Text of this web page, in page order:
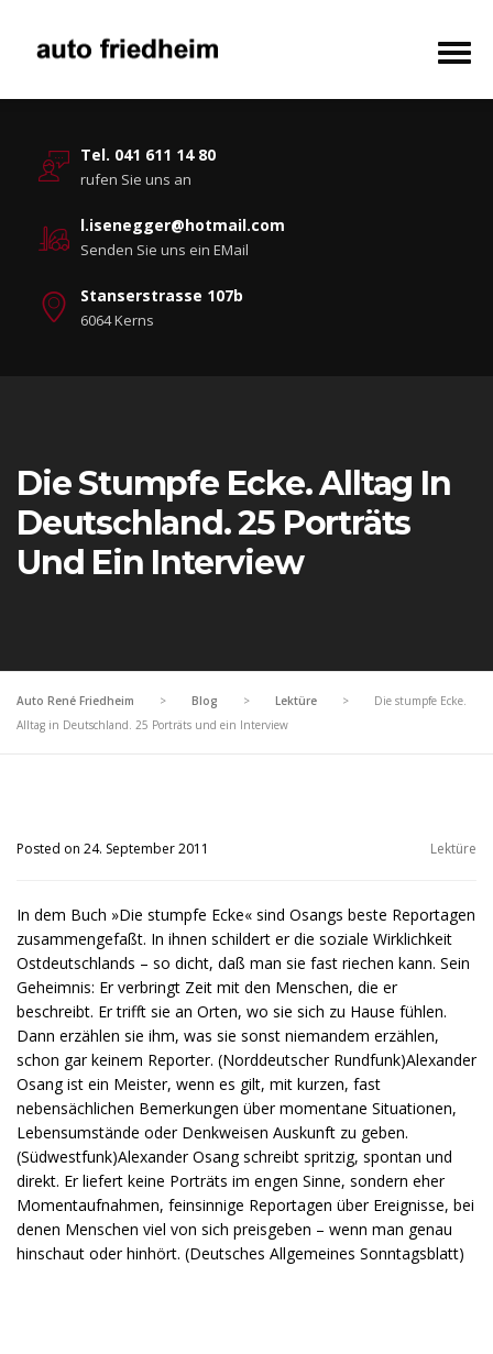
Tel. 041 611 14 80
rufen Sie uns an
l.isenegger@hotmail.com
Senden Sie uns ein EMail
Stanserstrasse 107b
6064 Kerns
Die Stumpfe Ecke. Alltag In
Deutschland. 25 Porträts
Und Ein Interview
Auto René Friedheim > Blog > Lektüre >
Die stumpfe Ecke.
Alltag in Deutschland. 25 Porträts und ein Interview
Posted on 24. September 2011 Lektüre
In dem Buch »Die stumpfe Ecke« sind Osangs beste Reportagen
zusammengefaßt. In ihnen schildert er die soziale Wirklichkeit
Ostdeutschlands – so dicht, daß man sie fast riechen kann. Sein
Geheimnis: Er verbringt Zeit mit den Menschen, die er
beschreibt. Er trifft sie an Orten, wo sie sich zu Hause fühlen.
Dann erzählen sie ihm, was sie sonst niemandem erzählen,
schon gar keinem Reporter. (Norddeutscher Rundfunk)Alexander
Osang ist ein Meister, wenn es gilt, mit kurzen, fast
nebensächlichen Bemerkungen über momentane Situationen,
Lebensumstände oder Denkweisen Auskunft zu geben.
(Südwestfunk)Alexander Osang schreibt spritzig, spontan und
direkt. Er liefert keine Porträts im engen Sinne, sondern eher
Momentaufnahmen, feinsinnige Reportagen über Ereignisse, bei
denen Menschen viel von sich preisgeben – wenn man genau
hinschaut oder hinhört. (Deutsches Allgemeines Sonntagsblatt)